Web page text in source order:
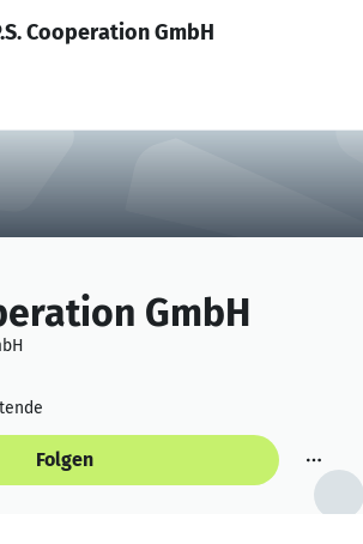
Anmelden
Cooperation GmbH
GmbH
Folgen